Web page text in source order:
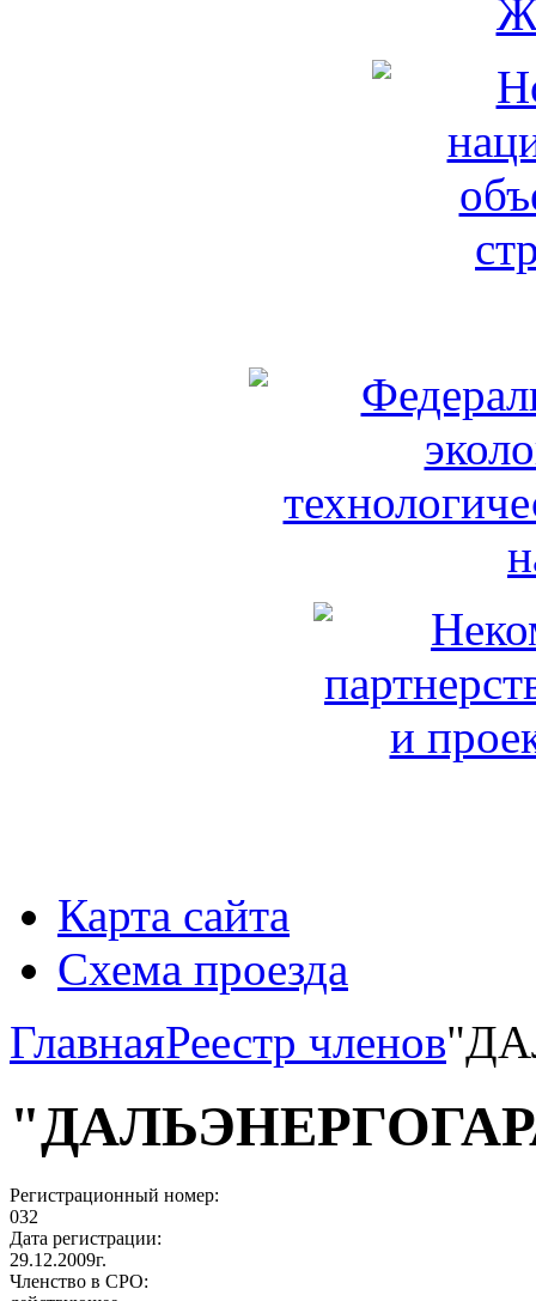
Карта сайта
Схема проезда
ГлавнаяРеестр членов
Регистрационный номер:
032
Дата регистрации:
29.12.2009г.
Членство в СРО: